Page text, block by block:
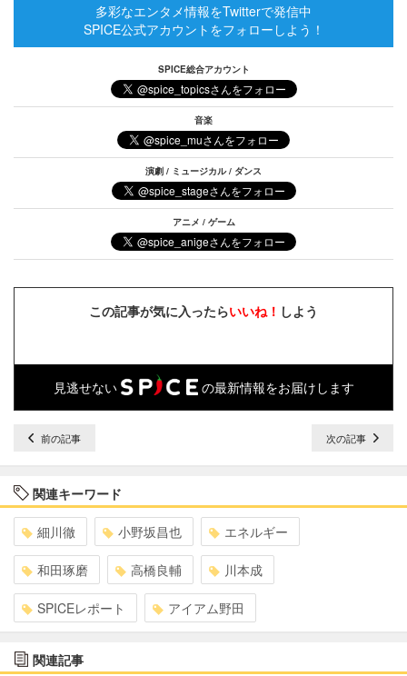
多彩なエンタメ情報をTwitterで発信中
SPICE公式アカウントをフォローしよう！
SPICE総合アカウント
音楽
演劇 / ミュージカル / ダンス
アニメ / ゲーム
この記事が気に入ったらいいね！ しよう
見逃せない の最新情報をお届けします
前の記事 次の記事
関連キーワード
細川徹 小野坂昌也 エネルギー
和田琢磨 高橋良輔 川本成
SPICEレポート アイアム野田
関連記事